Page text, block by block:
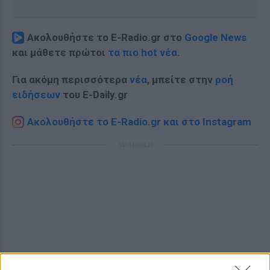
Ακολουθήστε το E-Radio.gr στο Google News
και μάθετε πρώτοι τα πιο hot νέα.
Για ακόμη περισσότερα νέα, μπείτε στην ροή
ειδήσεων του E-Daily.gr
Ακολουθήστε το E-Radio.gr και στο Instagram